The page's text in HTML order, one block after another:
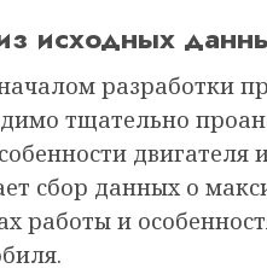
исходных
разработки
тщательно
двигателя
сбор данных о
работы и